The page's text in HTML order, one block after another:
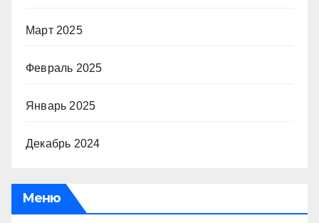
Март 2025
Февраль 2025
Январь 2025
Декабрь 2024
Меню